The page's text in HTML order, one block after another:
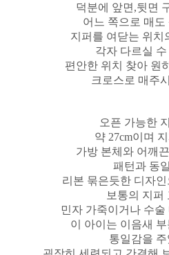
덕분에 앞면,뒷면
어느 쪽으로 매도
지퍼를 여닫는 위치
각자 다르실
편안한 위치 찾아 원
크로스로 매주
오픈 가능한
약 27cm이며
가방 본체와 어깨
패턴과 동
리본 묶은듯한 디자
보통의 지퍼
민자 가죽이거나 수술
이 아이는 이음새
통일감을 주